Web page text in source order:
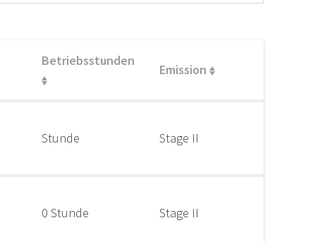
Betriebsstunden
Emission
Stunde Stage II
0 Stunde Stage II